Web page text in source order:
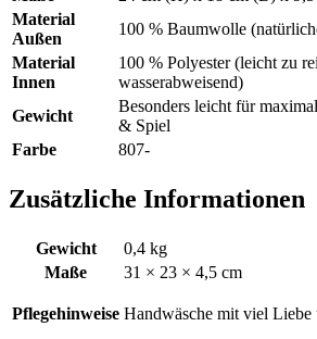
Material
Außen
100 % Baumwolle
Material
Innen
100 % Polyester (leicht zu
wasserabweisend)
Gewicht
Besonders leicht für
& Spiel
Farbe
807-
Zusätzliche Informationen
Gewicht
0,4 kg
Maße
31 × 23 × 4,5 cm
Pflegehinweise Handwäsche mit viel Liebe